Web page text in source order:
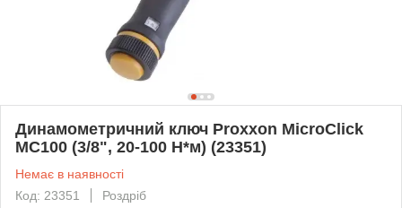
Динамометричний ключ Proxxon MicroClick
MC100 (3/8", 20-100 Н*м) (23351)
Немає в наявності
Код: 23351
Роздріб